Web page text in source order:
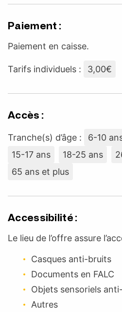
Paiement :
Paiement en caisse.
Tarifs individuels : 3,00€
Accès :
Tranche(s) d’âge : 6-10
15-17 ans
18-25 ans
65 ans et plus
Accessibilité :
Le lieu de l’offre assure
Casques anti-bruits
Documents en FALC
Objets sensoriels
Autres